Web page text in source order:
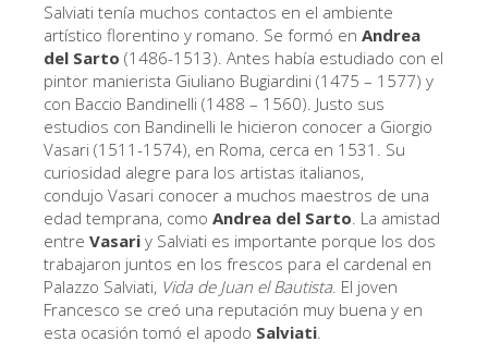
Los Artistas
Las nuevas salas
Otros Museos
Museo del Bargello
Galería de la Academia
Galería Palatina
Capillas de los Medici
Museo de San Marcos
Museo Arqueológico
Salviati tenía muchos contactos en el ambiente
artístico florentino y romano. Se formó en Andrea
del Sarto (1486-1513). Antes había estudiado con el
pintor manierista Giuliano Bugiardini (1475 – 1577) y
con Baccio Bandinelli (1488 – 1560). Justo sus
estudios con Bandinelli le hicieron conocer a Giorgio
Vasari (1511-1574), en Roma, cerca en 1531. Su
curiosidad alegre para los artistas italianos,
condujo Vasari conocer a muchos maestros de una
edad temprana, como Andrea del Sarto. La amistad
entre Vasari y Salviati es importante porque los dos
trabajaron juntos en los frescos para el cardenal en
Palazzo Salviati, Vida de Juan el Bautista. El joven
Francesco se creó una reputación muy buena y en
esta ocasión tomó el apodo Salviati.